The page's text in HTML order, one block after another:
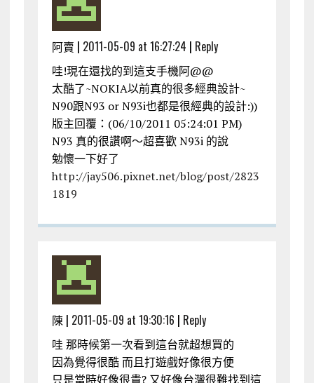
阿賣 | 2011-05-09 at 16:27:24 | Reply
哇!現在還找的到這支手機阿@@
太酷了~NOKIA以前真的很多經典設計~
N90跟N93 or N93i也都是很經典的設計:))
版主回覆：(06/10/2011 05:24:01 PM)
N93 真的很讚啊～超喜歡 N93i 的說
勉懷一下好了
http://jay506.pixnet.net/blog/post/2823
1819
陳 | 2011-05-09 at 19:30:16 | Reply
哇 那時候第一次看到這台就超想買的
因為覺得很酷 而且打遊戲好像很方便
只是當時好像很貴? 又好像台灣很難找到這